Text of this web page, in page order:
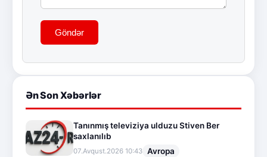
Göndər
Ən Son Xəbərlər
Tanınmış televiziya ulduzu Stiven Ber
saxlanılıb
07.Avqust.2026 10:43 Avropa